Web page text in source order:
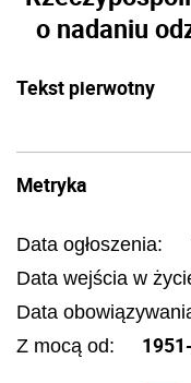
o nadaniu
Tekst pierwotny
Metryka
Data ogłoszenia:
Data wejścia w
Data
Z mocą od: